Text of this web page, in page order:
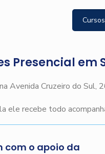
Presencial em
Avenida Cruzeiro do Sul,
ele recebe todo
com o apoio da